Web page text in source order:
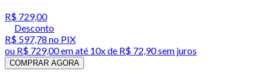
R$ 729,00
Desconto
R$ 597,78 no PIX
ou R$ 729,00em até 10x de R$ 72,90 sem juros
COMPRAR AGORA